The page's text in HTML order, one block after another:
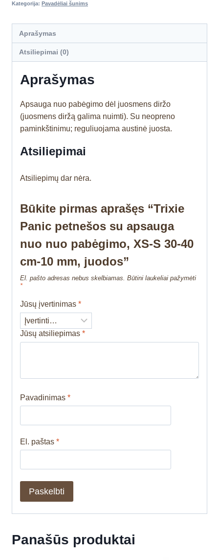
Kategorija: Pavadėliai šunims
Aprašymas
Atsiliepimai (0)
Aprašymas
Apsauga nuo pabėgimo dėl juosmens diržo
(juosmens diržą galima nuimti). Su neopreno
paminkštinimu; reguliuojama austinė juosta.
Atsiliepimai
Atsiliepimų dar nėra.
Būkite pirmas aprašęs “Trixie
Panic petnešos su apsauga
nuo nuo pabėgimo, XS-S 30-40
cm-10 mm, juodos”
El. pašto adresas nebus skelbiamas. Būtini laukeliai pažymėti
*
Jūsų įvertinimas *
Jūsų atsiliepimas *
Pavadinimas *
El. paštas *
Panašūs produktai